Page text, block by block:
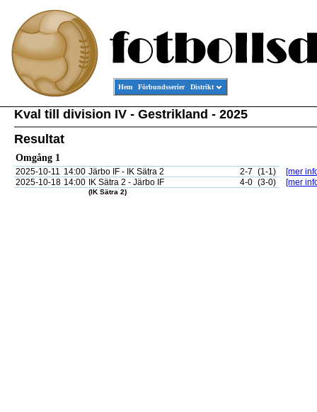
Hem Förbundsserier Distrikt
Kval till division IV - Gestrikland - 2025
Resultat
Omgång 1
2025-10-11 14:00 Järbo IF - IK Sätra 2 2-7 (1-1)
[mer
2025-10-18 14:00 IK Sätra 2 - Järbo IF 4-0 (3-0) [mer
(IK Sätra 2)